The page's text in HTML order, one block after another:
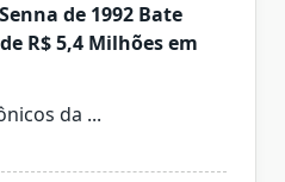
de 1992 Bate
R$ 5,4 Milhões em
da ...